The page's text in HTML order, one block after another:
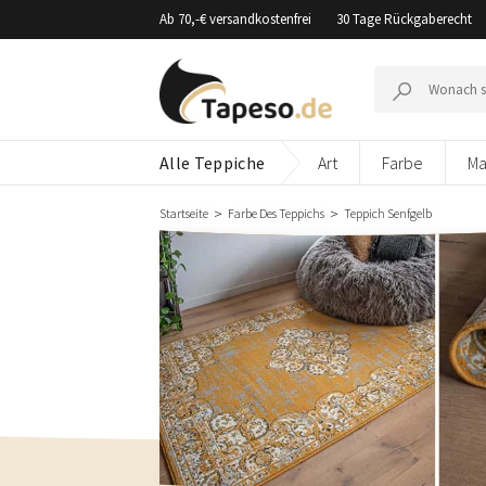
Ab 70,-€ versandkostenfrei 30 Tage Rückgaberecht
nach:
Alle Teppiche Art Farbe
Startseite Farbe Des Teppichs Teppich Senfgelb